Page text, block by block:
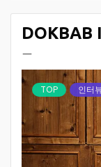
ㅡ
TOP 인터